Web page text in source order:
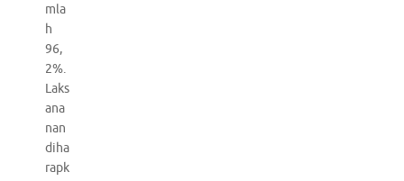
mla
h
96,
2%.
Laks
ana
nan
diha
rapk